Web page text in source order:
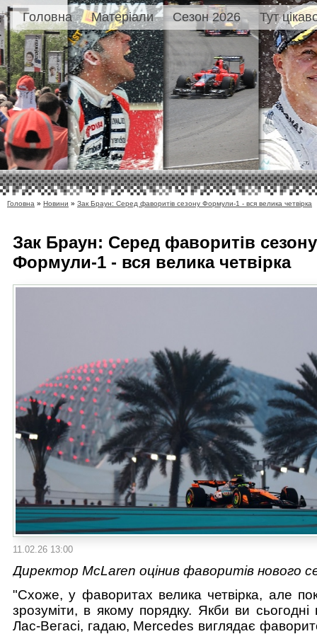
Головна Матеріали Сезон 2026 Тут
Головна » Новини » Зак Браун: Серед фаворитів сезону Формули-1 - вся велика четвірка
Зак Браун: Серед фаворитів сезону
Формули-1 - вся велика четвірка
11.02.26 13:00
Директор McLaren оцінив фаворитів нового
"Схоже, у фаворитах велика четвірка, але
зрозуміти, в якому порядку. Якби ви сьогодні
Лас-Вегасі, гадаю, Mercedes виглядає